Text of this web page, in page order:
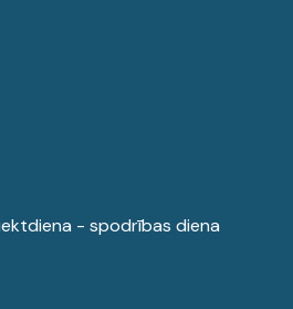
- spodrības diena